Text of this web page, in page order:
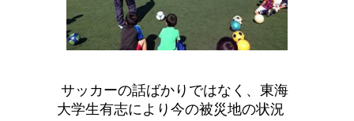
サッカーの話ばかりではなく、東海
大学生有志により今の被災地の状況